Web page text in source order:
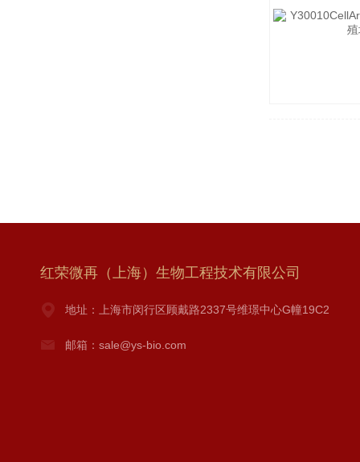
红荣微再（上海）生物工程技术有限公司
地址：上海市闵行区顾戴路2337号维璟中心G幢19C2
邮箱：sale@ys-bio.com